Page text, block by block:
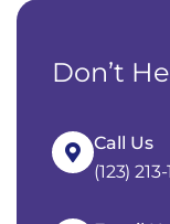
Don’t
Call Us
(123)